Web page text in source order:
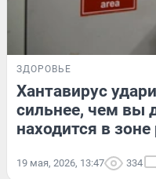
ЗДОРОВЬЕ
Хантавирус
сильнее, чем вы
находится в зоне
19 мая, 2026, 13:47 334